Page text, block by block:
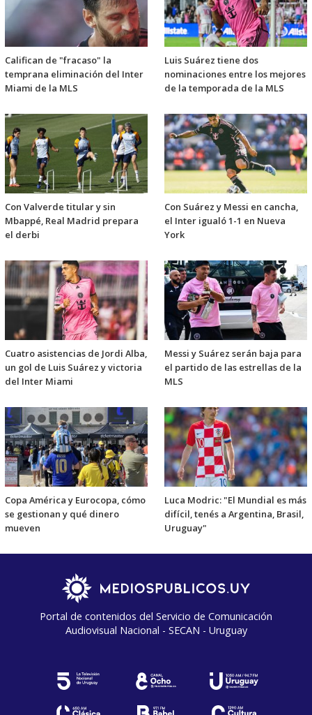
Califican de "fracaso" la
temprana eliminación del Inter
Miami de la MLS
Luis Suárez tiene dos
nominaciones entre los mejores
de la temporada de la MLS
Con Valverde titular y sin
Mbappé, Real Madrid prepara
el derbi
Con Suárez y Messi en cancha,
el Inter igualó 1-1 en Nueva
York
Cuatro asistencias de Jordi Alba,
un gol de Luis Suárez y victoria
del Inter Miami
Messi y Suárez serán baja para
el partido de las estrellas de la
MLS
Copa América y Eurocopa, cómo
se gestionan y qué dinero
mueven
Luca Modric: "El Mundial es más
difícil, tenés a Argentina, Brasil,
Uruguay"
Portal de contenidos del Servicio de Comunicación
Audiovisual Nacional - SECAN - Uruguay